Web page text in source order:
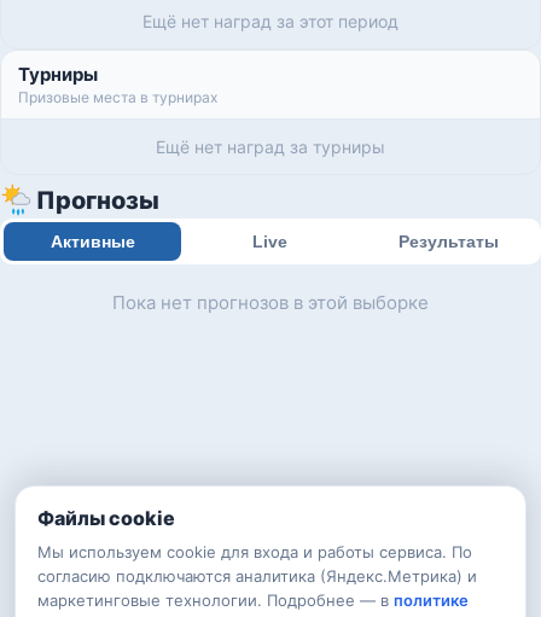
Файлы cookie
Мы используем cookie для входа и работы сервиса. По
согласию подключаются аналитика (Яндекс.Метрика) и
маркетинговые технологии. Подробнее — в политике
Ещё нет наград за этот период
Турниры
Призовые места в турнирах
Ещё нет наград за турниры
Прогнозы
Активные Live Результаты
Пока нет прогнозов в этой выборке